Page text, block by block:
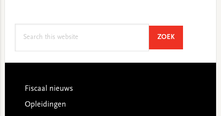
ZOEKSEARCH
Footer
Fiscaal nieuws
Opleidingen